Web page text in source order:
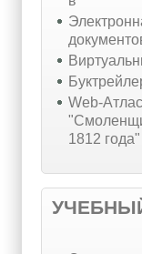
Web-Атлас
1812 года"